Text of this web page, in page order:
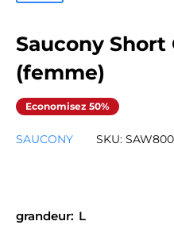
Saucony Short
(femme)
Economisez 50%
SAUCONY SKU:
grandeur: L